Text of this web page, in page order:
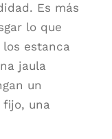
Es más
lo que
los estanca
jaula
un
fijo, una